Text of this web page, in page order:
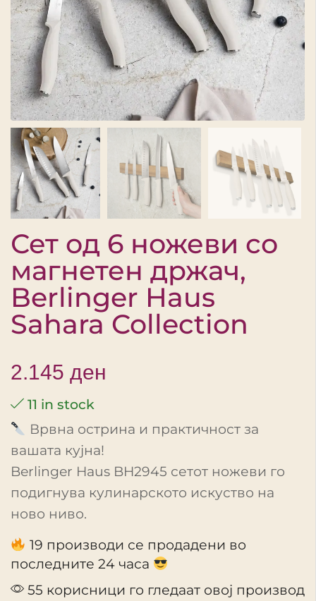
Сет од 6 ножеви со
магнетен држач,
Berlinger Haus
Sahara Collection
2.145 ден
11 in stock
Врвна острина и практичност за
вашата кујна!
Berlinger Haus BH2945 сетот ножеви го
подигнува кулинарското искуство на
ново ниво.
19 производи се продадени во
последните 24 часа
55 корисници го гледаат овој производ